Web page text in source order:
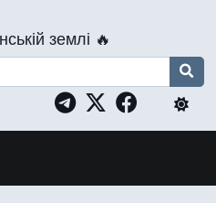
землі 🔥